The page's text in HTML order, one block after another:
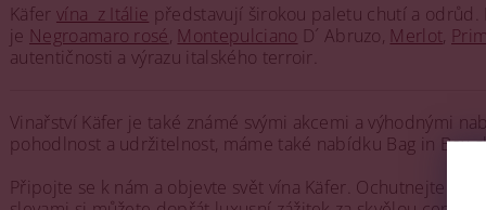
Käfer vína z Itálie představují širokou paletu chutí a
je Negroamaro rosé, Montepulciano D´ Abruzo, Merlot,
autentičnosti a výrazu italského terroir.
Vinařství Käfer je také známé svými akcemi a výhodnými
pohodlnost a udržitelnost, máme také nabídku Bag in Box
Připojte se k nám a objevte svět vína Käfer. Ochutnejte